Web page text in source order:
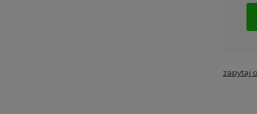
zapytaj